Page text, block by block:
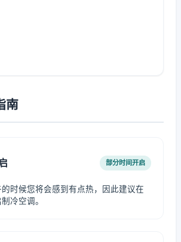
南
部分时间开启
时候您将会感到有点热，因此建议在
冷空调。